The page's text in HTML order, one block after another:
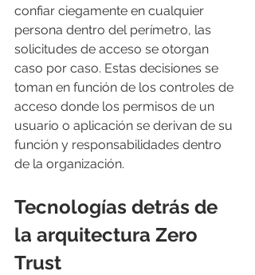
confiar ciegamente en cualquier
persona dentro del perímetro, las
solicitudes de acceso se otorgan
caso por caso. Estas decisiones se
toman en función de los controles de
acceso donde los permisos de un
usuario o aplicación se derivan de su
función y responsabilidades dentro
de la organización.
Tecnologías detrás de
la arquitectura Zero
Trust